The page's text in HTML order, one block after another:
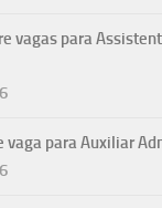
vagas para
vaga para Auxiliar